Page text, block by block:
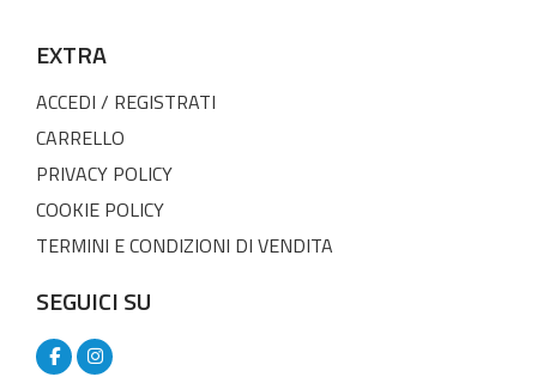
EXTRA
ACCEDI / REGISTRATI
CARRELLO
PRIVACY POLICY
COOKIE POLICY
TERMINI E CONDIZIONI DI VENDITA
SEGUICI SU